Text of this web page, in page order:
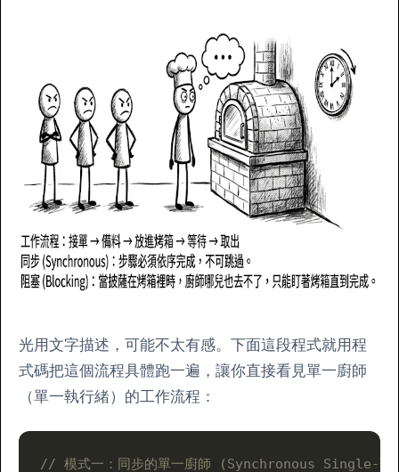
光用文字描述，可能不太有感。下面這段程式就用程
式碼把這個流程具體跑一遍，讓你直接看見單一廚師
（單一執行緒）的工作流程：
// 模式一：同步的單一廚師 (Synchronous Single-